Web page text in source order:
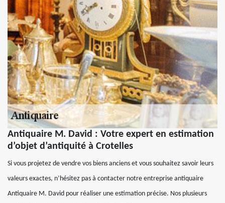
Antiquaire M. David : Votre expert en estimation
d’objet d’antiquité à Crotelles
Si vous projetez de vendre vos biens anciens et vous souhaitez savoir leurs
valeurs exactes, n’hésitez pas à contacter notre entreprise antiquaire
Antiquaire M. David pour réaliser une estimation précise. Nos plusieurs